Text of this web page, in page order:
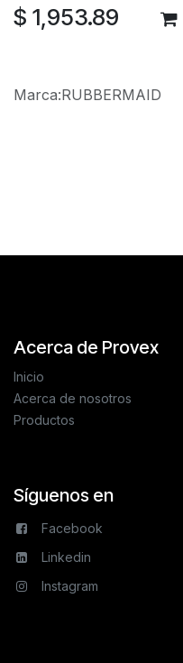
$ 1,953.89
Marca:RUBBERMAID
Acerca de Provex
Inicio
Acerca de nosotros
Productos
Síguenos en
Facebook
Linkedin
Instagram